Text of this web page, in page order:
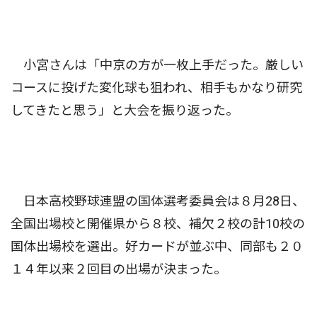
小宮さんは「中京の方が一枚上手だった。厳しい
コースに投げた変化球も狙われ、相手もかなり研究
してきたと思う」と大会を振り返った。
日本高校野球連盟の国体選考委員会は８月28日、
全国出場校と開催県から８校、補欠２校の計10校の
国体出場校を選出。好カードが並ぶ中、同部も２０
１４年以来２回目の出場が決まった。